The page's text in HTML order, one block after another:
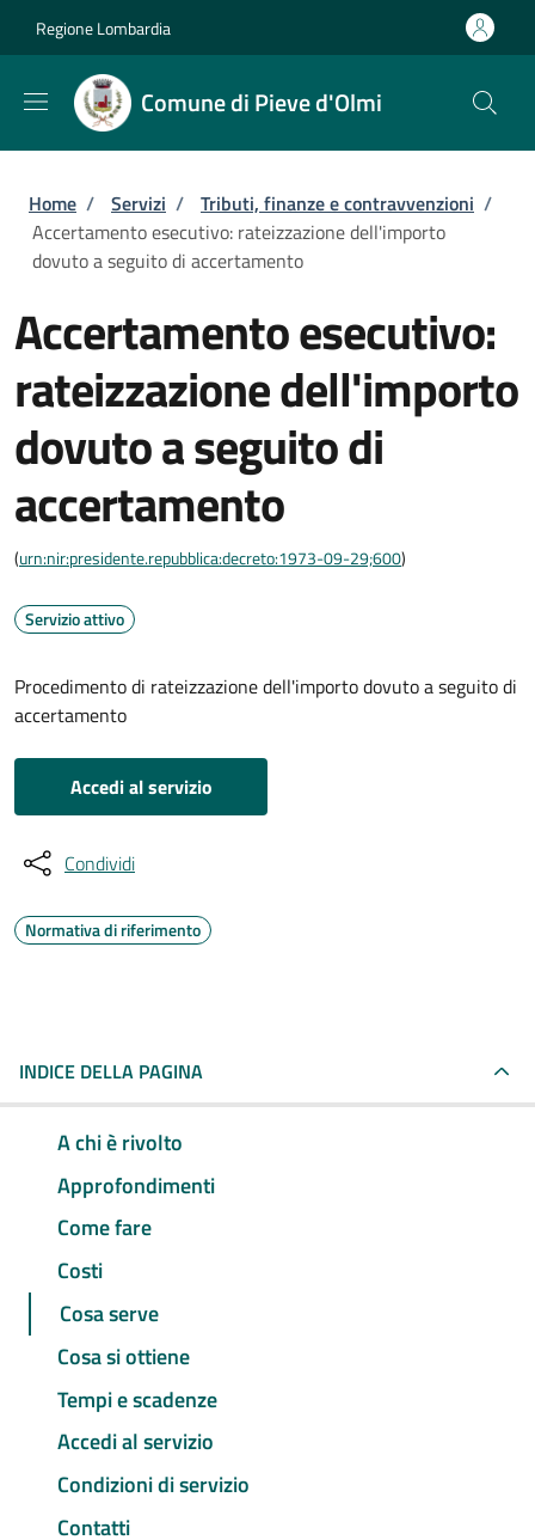
Regione Lombardia
Comune di Pieve d'Olmi
Briciole di pane
Home / Servizi / Tributi, finanze e contravvenzioni /
Accertamento esecutivo: rateizzazione dell'importo
dovuto a seguito di accertamento
Accertamento esecutivo:
rateizzazione dell'importo
dovuto a seguito di
accertamento
(urn:nir:presidente.repubblica:decreto:1973-09-29;600)
Servizio attivo
Procedimento di rateizzazione dell'importo dovuto a seguito di
accertamento
Accedi al servizio
Condividi
Normativa di riferimento
INDICE DELLA PAGINA
A chi è rivolto
Approfondimenti
Come fare
Costi
Cosa serve
Cosa si ottiene
Tempi e scadenze
Accedi al servizio
Condizioni di servizio
Contatti